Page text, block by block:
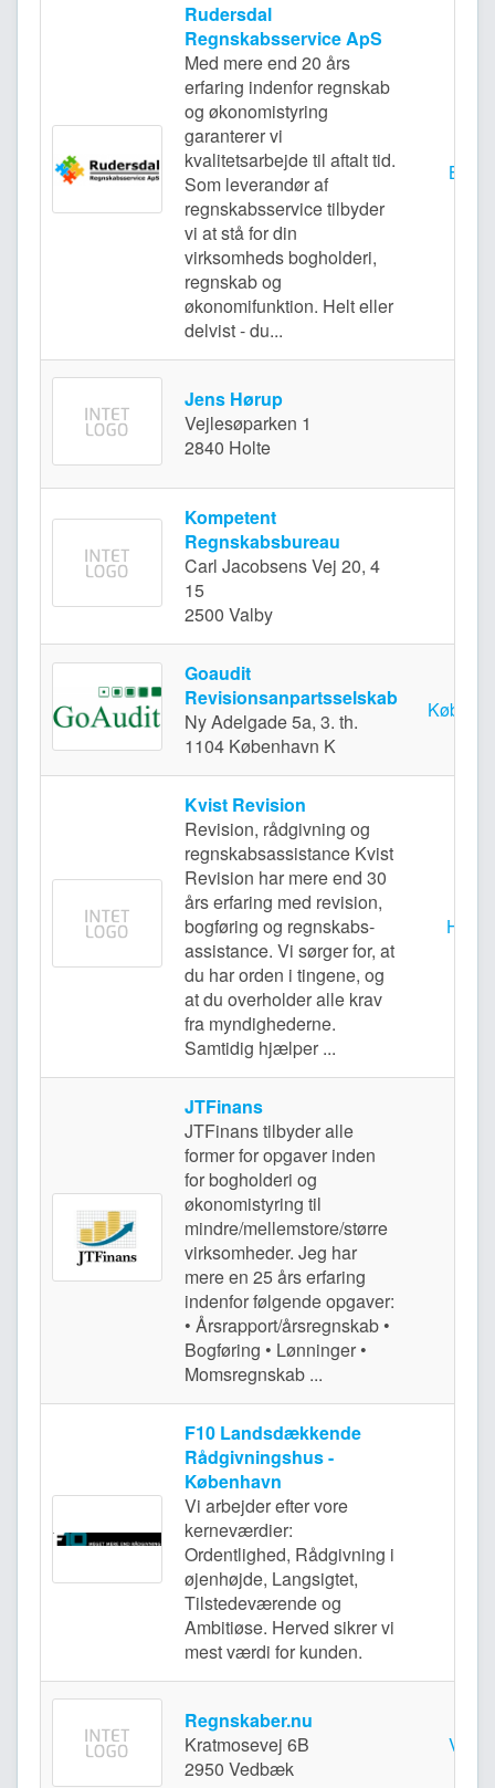
Rudersdal
Regnskabsservice ApS
Med mere end 20 års
erfaring indenfor regnskab
og økonomistyring
garanterer vi
kvalitetsarbejde til aftalt tid.
Som leverandør af
regnskabsservice tilbyder
vi at stå for din
virksomheds bogholderi,
regnskab og
økonomifunktion. Helt eller
delvist - du...
Jens Hørup
Vejlesøparken 1
2840 Holte
Kompetent
Regnskabsbureau
Carl Jacobsens Vej 20, 4
15
2500 Valby
Goaudit
Revisionsanpartsselskab
Ny Adelgade 5a, 3. th.
1104 København K
Kvist Revision
Revision, rådgivning og
regnskabs­­assistance Kvist
Revision har mere end 30
års erfaring med revision,
bogføring og regnskabs­
assistance. Vi sørger for, at
du har orden i tingene, og
at du overholder alle krav
fra myndig­hederne.
Samtidig hjælper ...
JTFinans
JTFinans tilbyder alle
former for opgaver inden
for bogholderi og
økonomistyring til
mindre/mellemstore/større
virksomheder. Jeg har
mere en 25 års erfaring
indenfor følgende opgaver:
• Årsrapport/årsregnskab •
Bogføring • Lønninger •
Momsregnskab ...
F10 Landsdækkende
Rådgivningshus -
København
Vi arbejder efter vore
kerneværdier:
Ordentlighed, Rådgivning i
øjenhøjde, Langsigtet,
Tilstedeværende og
Ambitiøse. Herved sikrer vi
mest værdi for kunden.
Regnskaber.nu
Kratmosevej 6B
2950 Vedbæk